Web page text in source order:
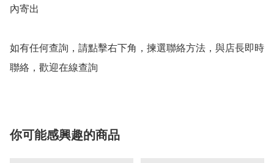
內寄出
如有任何查詢，請點擊右下角，揀選聯絡方法，與店長即時
聯絡，歡迎在線查詢
你可能感興趣的商品